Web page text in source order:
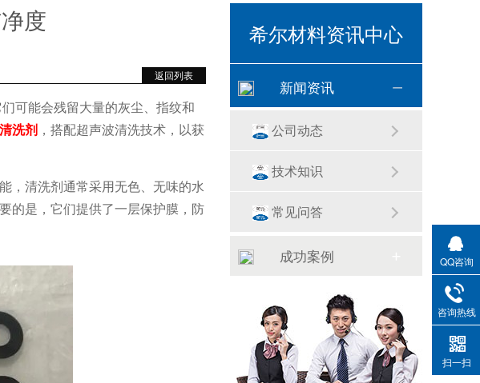
度
返回列表
可能会残留大量的灰尘、指纹和
洗剂 ，搭配超声波清洗技术，以获
，清洗剂通常采用无色、无味的水
的是，它们提供了一层保护膜，防
希尔材料资讯中心
新闻资讯
公司动态
技术知识
常见问答
成功案例 QQ咨询
咨询热线
扫一扫